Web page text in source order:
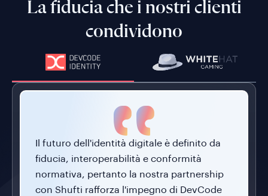
La fiducia che i nostri clienti
condividono
Il futuro dell'identità digitale è definito da
fiducia, interoperabilità e conformità
normativa, pertanto la nostra partnership
con Shufti rafforza l'impegno di DevCode